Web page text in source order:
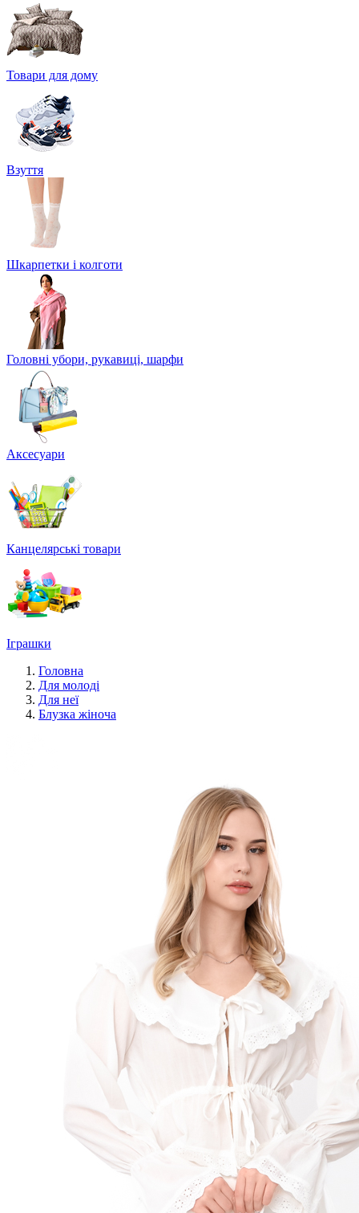
Товари для дому
Взуття
Шкарпетки і колготи
Головні убори, рукавиці, шарфи
Аксесуари
Канцелярські товари
Іграшки
Головна
Для молоді
Для неї
Блузка жіноча